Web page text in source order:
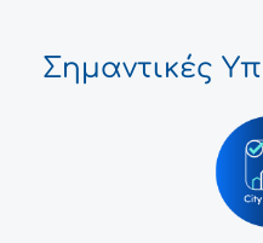
Σημαντικές